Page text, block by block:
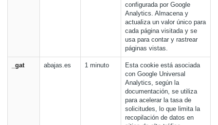
configurada por Google
Analytics. Almacena y
actualiza un valor único para
cada página visitada y se
usa para contar y rastrear
páginas vistas.
_gat abajas.es 1 minuto
Esta cookie está asociada
con Google Universal
Analytics, según la
documentación, se utiliza
para acelerar la tasa de
solicitudes, lo que limita la
recopilación de datos en